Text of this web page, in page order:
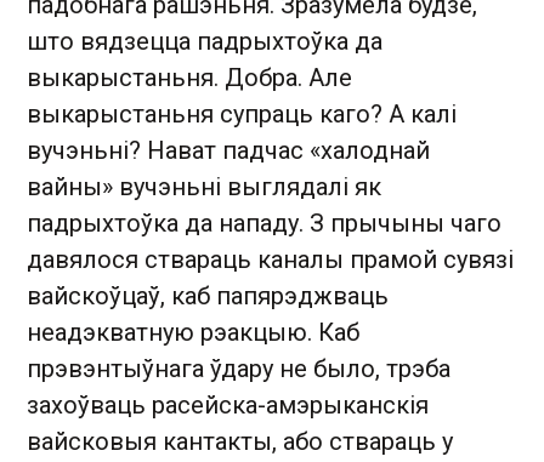
што вядзецца падрыхтоўка да
выкарыстаньня. Добра. Але
выкарыстаньня супраць каго? А калі
вучэньні? Нават падчас «халоднай
вайны» вучэньні выглядалі як
падрыхтоўка да нападу. З прычыны чаго
давялося ствараць каналы прамой сувязі
вайскоўцаў, каб папярэджваць
неадэкватную рэакцыю. Каб
прэвэнтыўнага ўдару не было, трэба
захоўваць расейска-амэрыканскія
вайсковыя кантакты, або ствараць у